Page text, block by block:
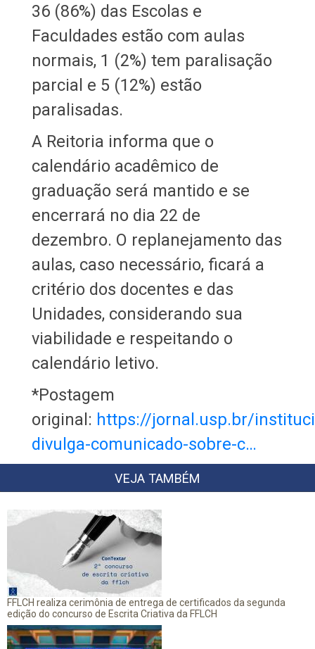
36 (86%) das Escolas e
Faculdades estão com aulas
normais, 1 (2%) tem paralisação
parcial e 5 (12%) estão
paralisadas.
A Reitoria informa que o
calendário acadêmico de
graduação será mantido e se
encerrará no dia 22 de
dezembro. O replanejamento das
aulas, caso necessário, ficará a
critério dos docentes e das
Unidades, considerando sua
viabilidade e respeitando o
calendário letivo.
*Postagem
original: https://jornal.usp.br/
divulga-comunicado-sobre-c…
VEJA TAMBÉM
FFLCH realiza cerimônia de entrega de certificados da segunda
edição do concurso de Escrita Criativa da FFLCH